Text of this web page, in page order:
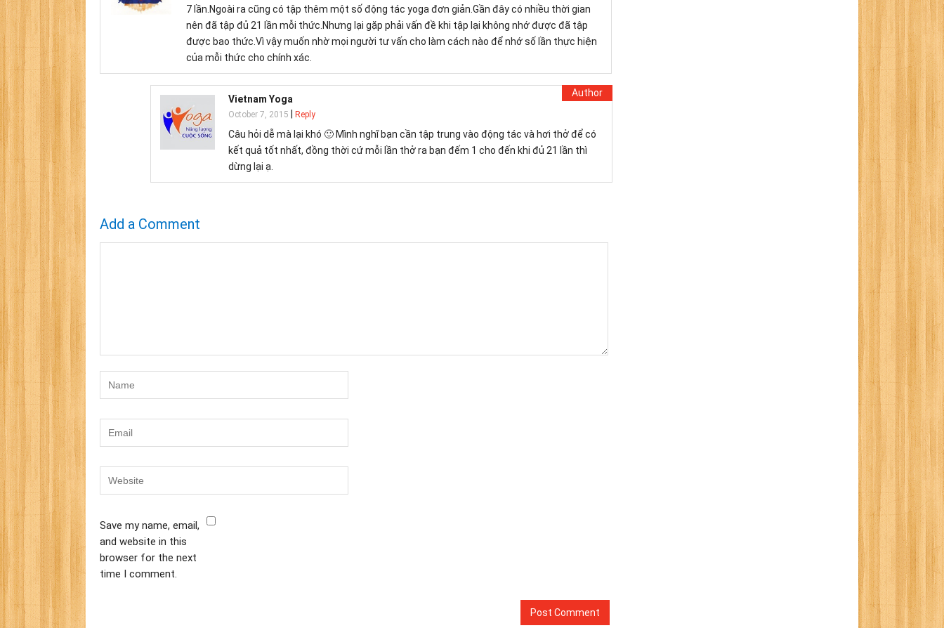
7 lần.Ngoài ra cũng có tập thêm một số động tác yoga đơn giản.Gần đây có nhiều thời gian
nên đã tập đủ 21 lần mỗi thức.Nhưng lại gặp phải vấn đề khi tập lại không nhớ được đã tập
được bao thức.Vì vậy muốn nhờ mọi người tư vấn cho làm cách nào để nhớ số lần thực hiện
của mỗi thức cho chính xác.
Vietnam Yoga
October 7, 2015 Reply
Câu hỏi dễ mà lại khó 🙂 Mình nghĩ bạn cần tập trung vào động tác và hơi thở để có
kết quả tốt nhất, đồng thời cứ mỗi lần thở ra bạn đếm 1 cho đến khi đủ 21 lần thì
dừng lại ạ.
Add a Comment
Save my name, email,
and website in this
browser for the next
time I comment.